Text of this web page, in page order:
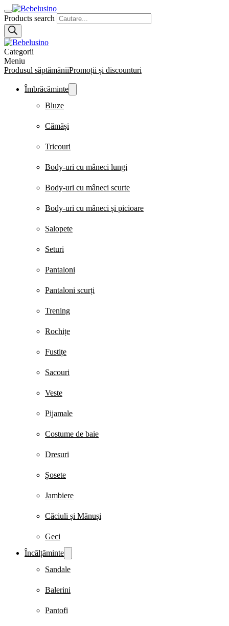
Products search
Categorii
Meniu
Produsul săptămăniiPromoții și discounturi
Îmbrăcăminte
Bluze
Cămăși
Tricouri
Body-uri cu mâneci lungi
Body-uri cu mâneci scurte
Body-uri cu mâneci și picioare
Salopete
Seturi
Pantaloni
Pantaloni scurți
Trening
Rochițe
Fustițe
Sacouri
Veste
Pijamale
Costume de baie
Dresuri
Șosete
Jambiere
Căciuli și Mănuși
Geci
Încălțăminte
Sandale
Balerini
Pantofi